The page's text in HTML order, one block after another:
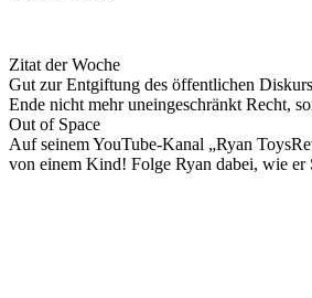
Zitat der Woche
Gut zur Entgiftung des öffentlichen
Ende nicht mehr uneingeschränkt Recht,
Out of Space
Auf seinem YouTube-Kanal „Ryan
von einem Kind! Folge Ryan dabei, wie